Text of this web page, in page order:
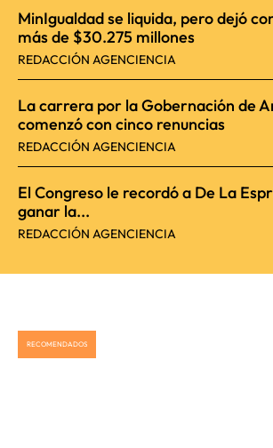
MinIgualdad se liquida, pero dejó
más de $30.275 millones
REDACCIÓN AGENCIENCIA
La carrera por la Gobernación de
comenzó con cinco renuncias
REDACCIÓN AGENCIENCIA
El Congreso le recordó a De La
ganar la...
REDACCIÓN AGENCIENCIA
RECOMENDADOS